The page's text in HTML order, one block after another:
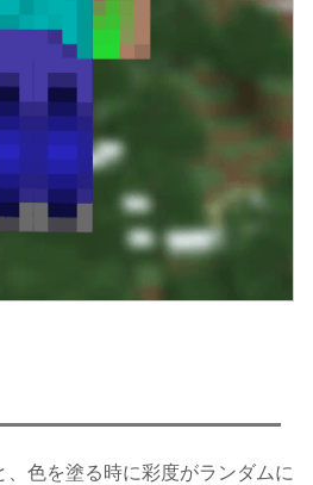
色を塗る時に彩度がランダムに